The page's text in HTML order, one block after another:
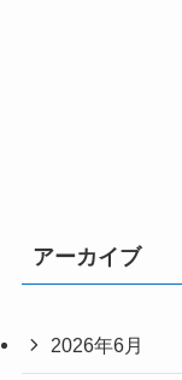
アーカイブ
2026年6月